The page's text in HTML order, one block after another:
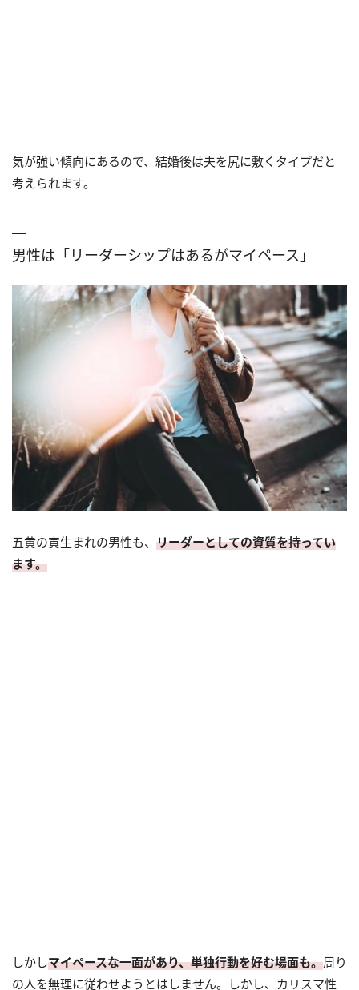
気が強い傾向にあるので、結婚後は夫を尻に敷くタイプだと
考えられます。
男性は「リーダーシップはあるがマイペース」
五黄の寅生まれの男性も、 リーダーとしての資質を持ってい
ます。
しかしマイペースな一面があり、単独行動を好む場面も。周り
の人を無理に従わせようとはしません。しかし、カリスマ性